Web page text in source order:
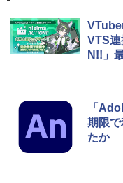
VTS
N!!」
「
期限
たか